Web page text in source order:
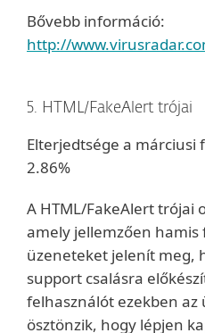
Bővebb információ:
http://
5. HTML/FakeAlert trójai
Elterjedtsége a márciusi
2.86%
A HTML/FakeAlert trójai
amely jellemzően
üzeneteket jelenít meg,
support csalásra
felhasználót ezekben
ösztönzik, hogy lépjen